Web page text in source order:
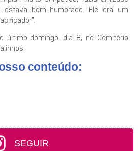
bem-humorado. Ele era um
último domingo, dia 8, no Cemitério
conteúdo:
SEGUIR